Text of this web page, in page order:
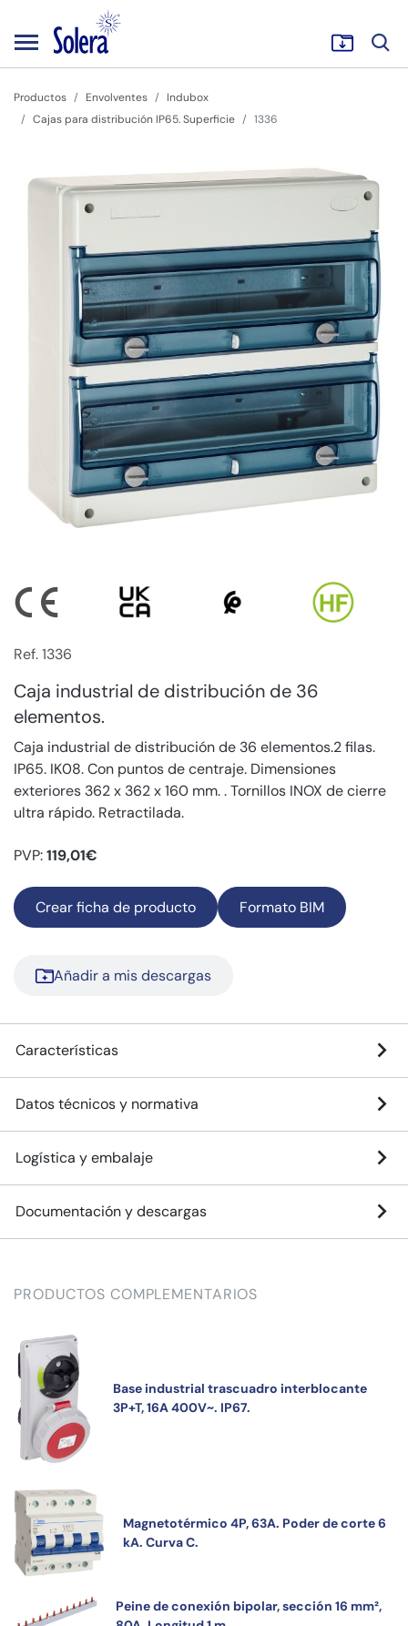
Productos Envolventes
Indubox
Cajas para distribución IP65. Superficie
1336
Ref. 1336
Caja industrial de distribución de 36
elementos.
Caja industrial de distribución de 36 elementos.2 filas.
IP65. IK08. Con puntos de centraje. Dimensiones
exteriores 362 x 362 x 160 mm. . Tornillos INOX de cierre
ultra rápido. Retractilada.
PVP:119,01€
Crear ficha de producto Formato BIM
Añadir a mis descargas
Características
Datos técnicos y normativa
Logística y embalaje
Documentación y descargas
PRODUCTOS COMPLEMENTARIOS
Base industrial trascuadro interblocante
3P+T, 16A 400V~. IP67.
Magnetotérmico 4P, 63A. Poder de corte 6
kA. Curva C.
Peine de conexión bipolar, sección 16 mm²,